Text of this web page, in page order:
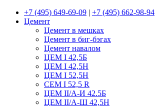
+7 (495) 649-69-09 | +7 (495) 662-98-94
Цемент
Цемент в мешках
Цемент в биг-бэгах
Цемент навалом
ЦЕМ I 42,5Б
ЦЕМ I 42,5Н
ЦЕМ I 52,5Н
CEM I 52,5 R
ЦЕМ II/А-И 42.5Б
ЦЕМ II/А-Ш 42,5Н